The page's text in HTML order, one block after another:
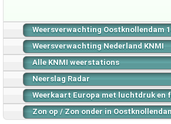
Weersverwachting Oostknollendam
Weersverwachting Nederland KNMI
Alle KNMI weerstations
Neerslag Radar
Weerkaart Europa met luchtdruk en
Zon op / Zon onder in